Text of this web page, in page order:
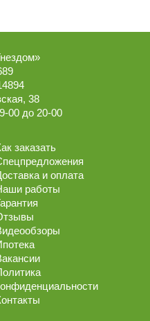
38
00 до 20-00
заказать
и оплата
работы